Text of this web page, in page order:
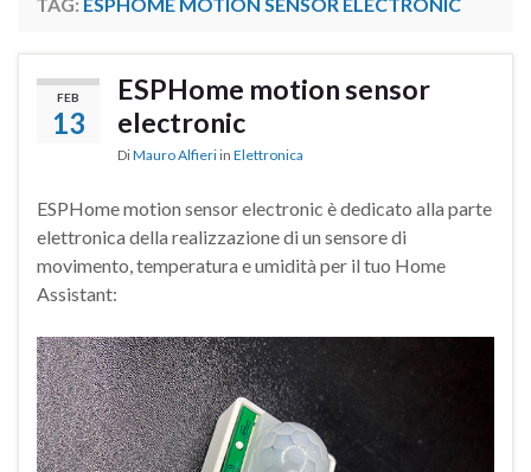
FEB
13
ESPHome motion sensor
electronic
DiMauro Alfieri in Elettronica
ESPHome motion sensor electronic è dedicato alla parte
elettronica della realizzazione di un sensore di
movimento, temperatura e umidità per il tuo Home
Assistant: